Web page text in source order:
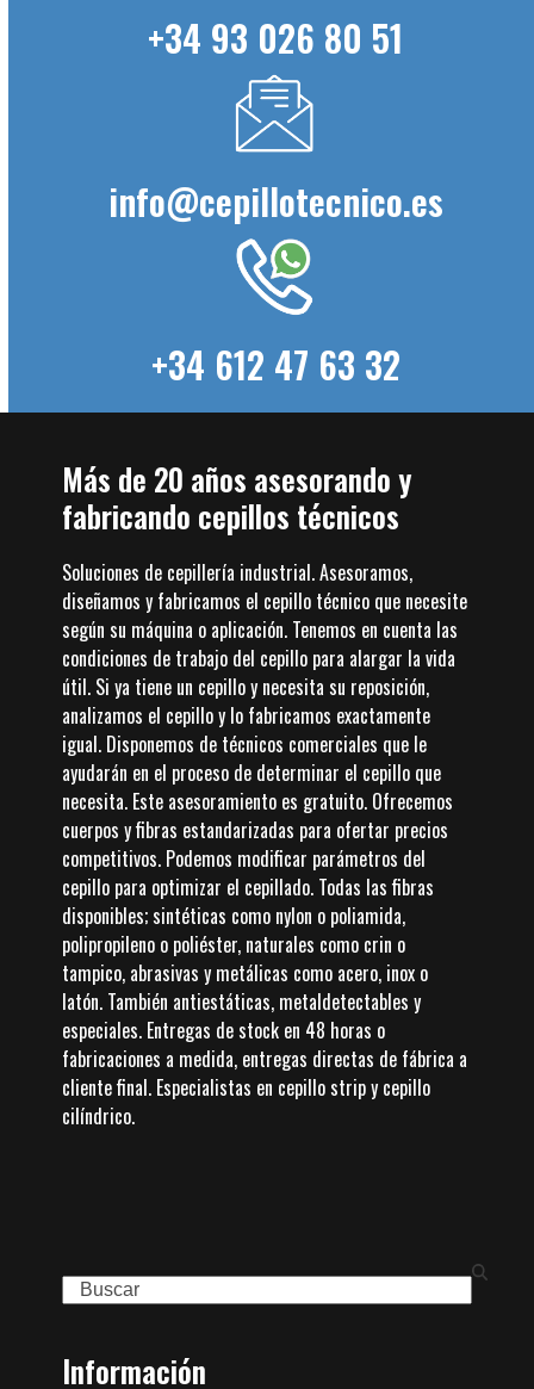
+34 93 026 80 51
info@cepillotecnico.es
+34 612 47 63 32
Más de 20 años asesorando y
fabricando cepillos técnicos
Soluciones de cepillería industrial. Asesoramos,
diseñamos y fabricamos el cepillo técnico que necesite
según su máquina o aplicación. Tenemos en cuenta las
condiciones de trabajo del cepillo para alargar la vida
útil. Si ya tiene un cepillo y necesita su reposición,
analizamos el cepillo y lo fabricamos exactamente
igual. Disponemos de técnicos comerciales que le
ayudarán en el proceso de determinar el cepillo que
necesita. Este asesoramiento es gratuito. Ofrecemos
cuerpos y fibras estandarizadas para ofertar precios
competitivos. Podemos modificar parámetros del
cepillo para optimizar el cepillado. Todas las fibras
disponibles; sintéticas como nylon o poliamida,
polipropileno o poliéster, naturales como crin o
tampico, abrasivas y metálicas como acero, inox o
latón. También antiestáticas, metaldetectables y
especiales. Entregas de stock en 48 horas o
fabricaciones a medida, entregas directas de fábrica a
cliente final. Especialistas en cepillo strip y cepillo
cilíndrico.
Search
Información